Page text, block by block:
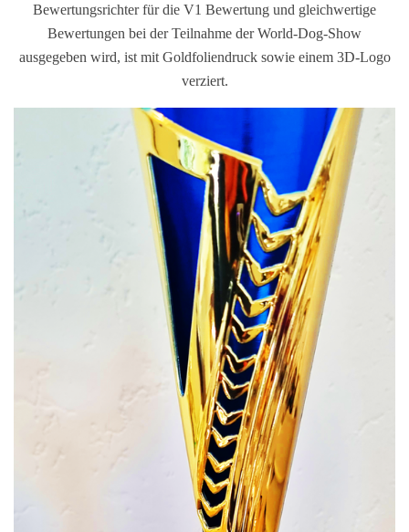
Bewertungsrichter für die V1 Bewertung und gleichwertige
Bewertungen bei der Teilnahme der World-Dog-Show
ausgegeben wird, ist mit Goldfoliendruck sowie einem 3D-Logo
verziert.